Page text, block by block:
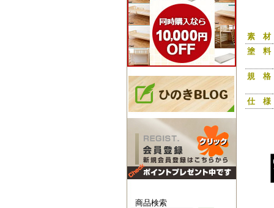
商品検索
素 材
塗 料
規 格
仕 様